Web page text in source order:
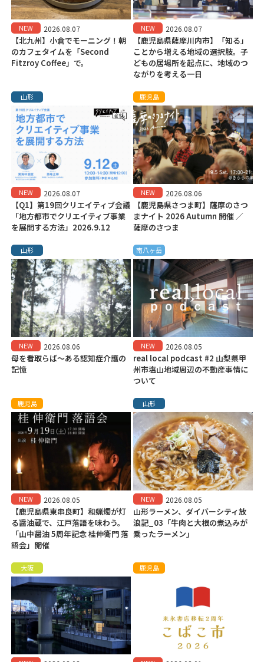
NEW 2026.08.07
【北九州】小倉でモーニング！朝
のカフェタイムを「Second
Fitzroy Coffee」で。
NEW 2026.08.07
【鹿児島県薩摩川内市】「知る」
ことから増える地域の選択肢。子
どもの居場所を起点に、地域のつ
ながりを考える一日
山形
NEW 2026.08.07
【Q1】第19回クリエイティブ会議
「地方都市でクリエイティブ事業
を展開する方法」2026.9.12
鹿児島
NEW 2026.08.06
【鹿児島県さつま町】薩摩のさつ
まナイト 2026 Autumn 開催 ／
薩摩のさつま
山形
NEW 2026.08.06
母を看取らば～ある認知症介護の
記憶
南八ヶ岳
NEW 2026.08.05
real local podcast #2 山梨県甲
州市塩山地域周辺の不動産事情に
ついて
鹿児島
NEW 2026.08.05
【鹿児島県東串良町】和蝋燭が灯
る醤油蔵で、江戸落語を味わう。
「山中醤油 5周年記念 桂伸衛門 落
語会」開催
山形
NEW 2026.08.05
山形ラーメン、ダイバーシティ放
浪記_03「牛肉と大根の煮込みが
乗ったラーメン」
大阪 鹿児島